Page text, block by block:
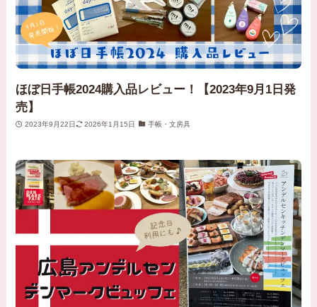
ほぼ日手帳2024購入品レビュー！【2023年9月1日発
売】
2023年9月22日 2026年1月15日 手帳・文房具